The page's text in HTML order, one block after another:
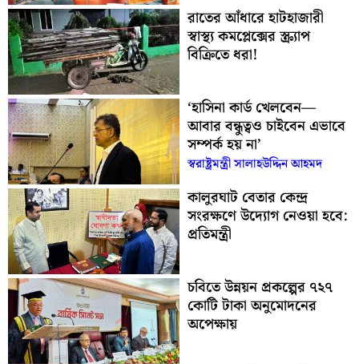
রাতের আঁধারে হাটহাজারী
স্বাস্থ্য কমপ্লেক্সের স্ক্র্যাপ
বিক্রিতে ধরা!
‘হাসিনা কার্ড খেলবেন—
আবার বন্ধুত্বও চাইবেন এভাবে
সম্পর্ক হয় না’
স্বরাষ্ট্রমন্ত্রী সালাহউদ্দিন আহমদ
কালুরঘাট বেতার কেন্দ্র
সংরক্ষণে উদ্যোগ নেওয়া হবে:
প্রতিমন্ত্রী
চবিতে উন্নয়ন প্রকল্পের ৭২৭
কোটি টাকা অনুমোদনের
অপেক্ষায়